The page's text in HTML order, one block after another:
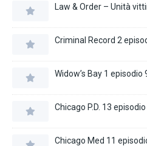
Law & Order – Unità
Criminal Record 2
Widow’s Bay 1 episodio
Chicago P.D. 13 episodio
Chicago Med 11